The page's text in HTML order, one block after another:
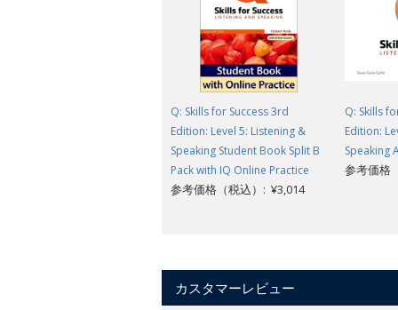
Q: Skills for Success 3rd
Edition: Level 5: Listening &
Speaking Student Book Split B
Pack with IQ Online Practice
参考価格（税込）: ¥3,014
Q: Skills
Edition:
Speaking
参考価格
カスタマーレビュー